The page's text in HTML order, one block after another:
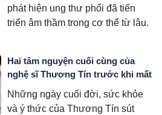
phát hiện ung thư phổi đã tiến
triển âm thầm trong cơ thể từ lâu.
Hai tâm nguyện cuối cùng của
nghệ sĩ Thương Tín trước khi mất
Những ngày cuối đời, sức khỏe
và ý thức của Thương Tín sút